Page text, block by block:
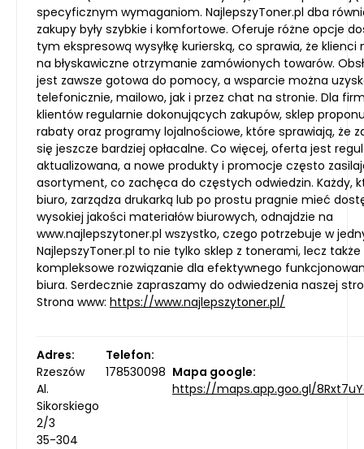
specyficznym wymaganiom. NajlepszyToner.pl dba
zakupy były szybkie i komfortowe. Oferuje różne opcje
tym ekspresową wysyłkę kurierską, co sprawia, że
na błyskawiczne otrzymanie zamówionych towarów.
jest zawsze gotowa do pomocy, a wsparcie można
telefonicznie, mailowo, jak i przez chat na stronie. Dla
klientów regularnie dokonujących zakupów, sklep
rabaty oraz programy lojalnościowe, które sprawiają, że
się jeszcze bardziej opłacalne. Co więcej, oferta jest
aktualizowana, a nowe produkty i promocje często
asortyment, co zachęca do częstych odwiedzin. Każdy,
biuro, zarządza drukarką lub po prostu pragnie mieć
wysokiej jakości materiałów biurowych, odnajdzie na
www.najlepszytoner.pl wszystko, czego potrzebuje w
NajlepszyToner.pl to nie tylko sklep z tonerami, lecz także
kompleksowe rozwiązanie dla efektywnego
biura. Serdecznie zapraszamy do odwiedzenia naszej
Strona www: https://www.najlepszytoner.pl/
Adres:
Rzeszów
Al.
Sikorskiego
2/3
35-304
Telefon:
178530098 Mapa google:
https://maps.app.goo.gl/